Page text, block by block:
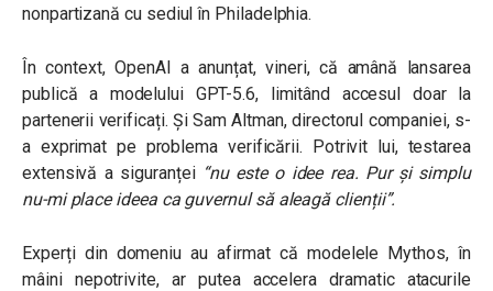
nonpartizană cu sediul în Philadelphia.
În context, OpenAI a anunțat, vineri, că amână lansarea
publică a modelului GPT-5.6, limitând accesul doar la
partenerii verificați. Și Sam Altman, directorul companiei, s-
a exprimat pe problema verificării. Potrivit lui, testarea
extensivă a siguranței “nu este o idee rea. Pur și simplu
nu-mi place ideea ca guvernul să aleagă clienții”.
Experți din domeniu au afirmat că modelele Mythos, în
mâini nepotrivite, ar putea accelera dramatic atacurile